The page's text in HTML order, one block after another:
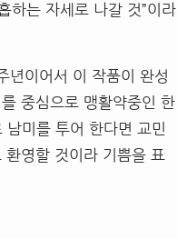
하는 자세로 나갈 것”이라
년이어서 이 작품이 완성
중심으로 맹활약중인 한
미를 투어 한다면 교민
영할 것이라 기쁨을 표